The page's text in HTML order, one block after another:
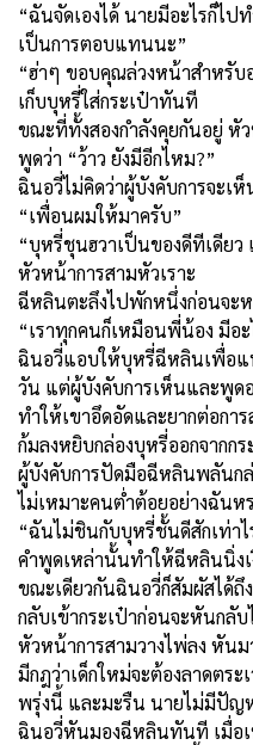
“ฉันจัดเองได้ นายมีอะไรก็ไป
เป็นการตอบแทนนะ”
“ฮ่าๆ ขอบคุณล่วงหน้าสำหรั
เก็บบุหรี่ใส่กระเป๋าทันที
ขณะที่ทั้งสองกำลังคุยกันอยู่
พูดว่า “ว้าว ยังมีอีกไหม?”
ฉินอวี่ไม่คิดว่าผู้บังคับการจะเ
“เพื่อนผมให้มาครับ”
“บุหรี่ชุนฮวาเป็นของดีทีเดียว
หัวหน้าการสามหัวเราะ
ฉีหลินตะลึงไปพักหนึ่งก่อนจะ
“เราทุกคนก็เหมือนพี่น้อง มีอ
ฉินอวี่แอบให้บุหรี่ฉีหลินเพื่อ
วัน แต่ผู้บังคับการเห็นและพูดอ
ทำให้เขาอึดอัดและยากต่อกา
ก้มลงหยิบกล่องบุหรี่ออกจากกร
ผู้บังคับการปัดมือฉีหลินพลันก
ไม่เหมาะคนต่ำต้อยอย่างฉันห
“ฉันไม่ชินกับบุหรี่ชั้นดีสักเท่าไ
คำพูดเหล่านั้นทำให้ฉีหลินนิ่ง
ขณะเดียวกันฉินอวี่ก็สัมผัสได้ถึ
กลับเข้ากระเป๋าก่อนจะหันกลั
หัวหน้าการสามวางไพ่ลง หัน
มีกฎว่าเด็กใหม่จะต้องลาดตร
พรุ่งนี้ และมะรืน นายไม่มีปัญ
ฉินอวี่หันมองฉีหลินทันที เมื่อ